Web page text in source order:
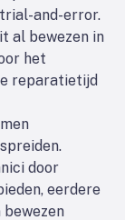
and-error.
al bewezen in
het
reparatietijd
door
eerdere